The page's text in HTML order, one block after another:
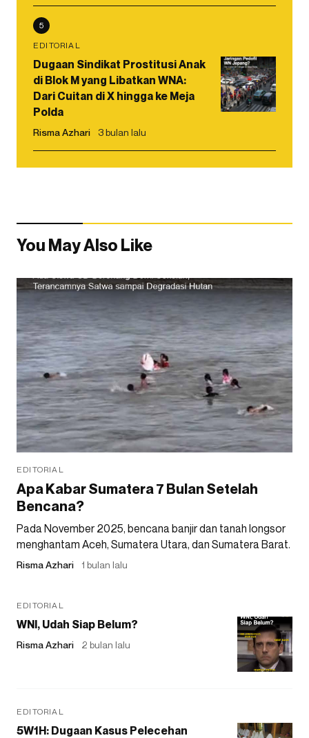
5
EDITORIAL
Dugaan Sindikat Prostitusi Anak
di Blok M yang Libatkan WNA:
Dari Cuitan di X hingga ke Meja
Polda
Risma Azhari 3 bulan lalu
You May Also Like
EDITORIAL
Apa Kabar Sumatera 7 Bulan Setelah
Bencana?
Pada November 2025, bencana banjir dan tanah longsor
menghantam Aceh, Sumatera Utara, dan Sumatera Barat.
Risma Azhari 1 bulan lalu
EDITORIAL
WNI, Udah Siap Belum?
Risma Azhari 2 bulan lalu
EDITORIAL
5W1H: Dugaan Kasus Pelecehan